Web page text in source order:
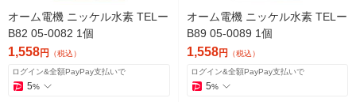
オーム電機 ニッケル水素 TELー
B82 05-0082 1個
1,558円 （税込）
ログイン&全額PayPay支払いで
5%
オーム電機 ニッケル水素 TELー
B89 05-0089 1個
1,558円 （税込）
ログイン&全額PayPay支払いで
5%